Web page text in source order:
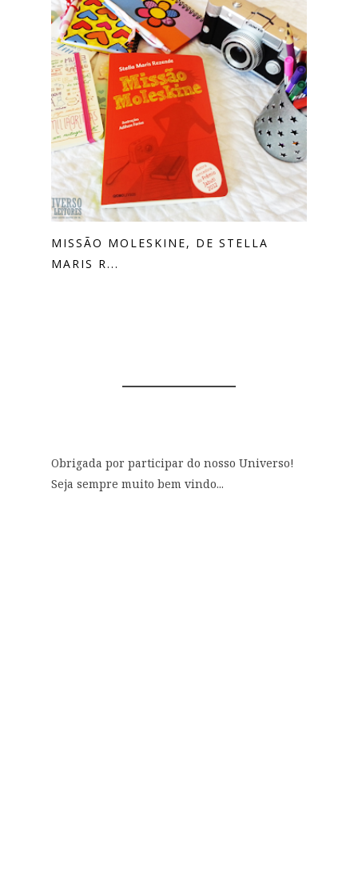
MISSÃO MOLESKINE, DE STELLA
MARIS R...
Obrigada por participar do nosso Universo!
Seja sempre muito bem vindo...